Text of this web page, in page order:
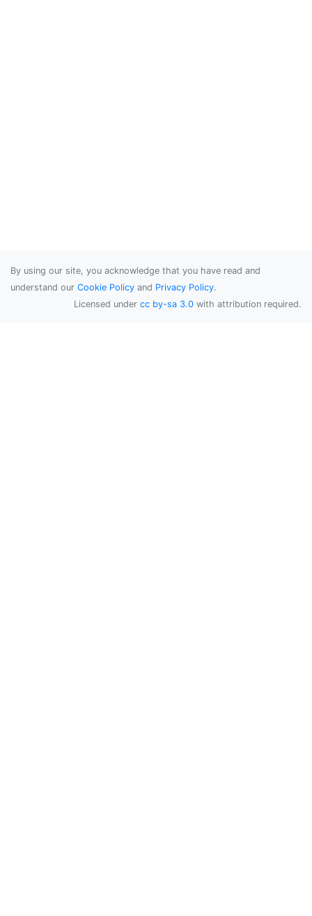
By using our site, you acknowledge that you have read and
understand our Cookie Policy and Privacy Policy.
Licensed under cc by-sa 3.0 with attribution required.